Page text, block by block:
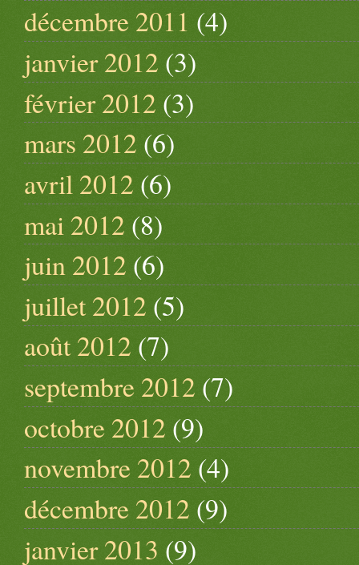
décembre 2011 (4)
janvier 2012 (3)
février 2012 (3)
mars 2012 (6)
avril 2012 (6)
mai 2012 (8)
juin 2012 (6)
juillet 2012 (5)
août 2012 (7)
septembre 2012 (7)
octobre 2012 (9)
novembre 2012 (4)
décembre 2012 (9)
janvier 2013 (9)